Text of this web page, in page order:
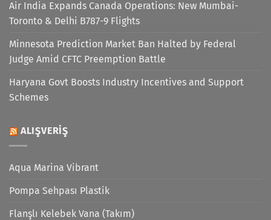
Air India Expands Canada Operations: New Mumbai-
Toronto & Delhi B787-9 Flights
Minnesota Prediction Market Ban Halted by Federal
Judge Amid CFTC Preemption Battle
Haryana Govt Boosts Industry Incentives and Support
Schemes
ALIŞVERIŞ
Aqua Marina Vibrant
Pompa Sehpası Plastik
Flanşlı Kelebek Vana (Takım)